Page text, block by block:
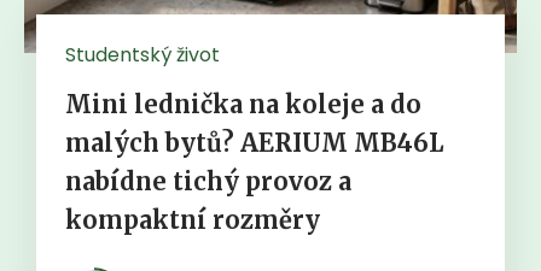
Studentský život
Mini lednička na koleje a do
malých bytů? AERIUM MB46L
nabídne tichý provoz a
kompaktní rozměry